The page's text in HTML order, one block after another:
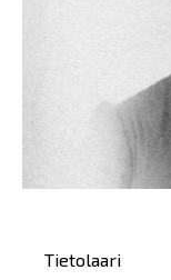
Päävalikko
Tietolaari